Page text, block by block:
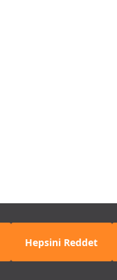
Hepsini Reddet